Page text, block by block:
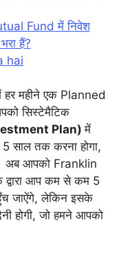
Fund में निवेश
हैं?
hai
महीने एक Planned
सिस्टेमैटिक
Plan)में
साल तक करना होगा,
अब आपको Franklin
आप कम से कम 5
जाऐंगे, लेकिन इसके
होगी, जो हमने आपको